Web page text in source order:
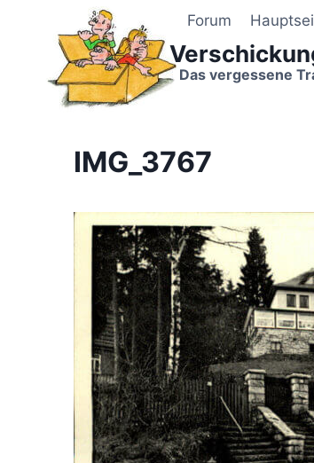
Forum
Das vergessene
IMG_3767